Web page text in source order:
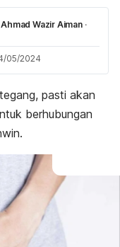
Ahmad Wazir Aiman ·
05/2024
pasti akan
berhubungan